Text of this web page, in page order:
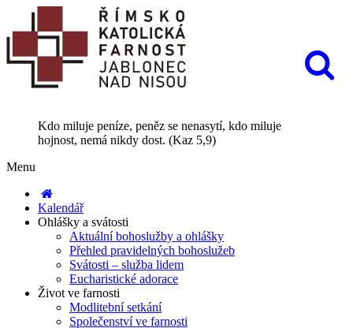
Kdo miluje peníze, peněz se nenasytí, kdo miluje
hojnost, nemá nikdy dost. (Kaz 5,9)
Menu
Kalendář
Ohlášky a svátosti
Aktuální bohoslužby a ohlášky
Přehled pravidelných bohoslužeb
Svátosti – služba lidem
Eucharistické adorace
Život ve farnosti
Modlitební setkání
Společenství ve farnosti